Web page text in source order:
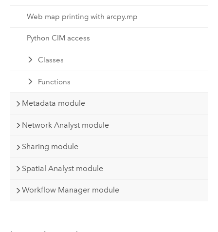
Web map printing with arcpy.mp
Python CIM access
Classes
Functions
Metadata module
Network Analyst module
Sharing module
Spatial Analyst module
Workflow Manager module